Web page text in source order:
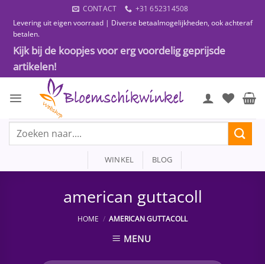
naar
inhoud
CONTACT
+31 652314508
Levering uit eigen voorraad | Diverse betaalmogelijkheden, ook achteraf
betalen.
Kijk bij de koopjes voor erg voordelig geprijsde
artikelen!
Zoeken
WINKEL BLOG
american guttacoll
HOME / AMERICAN GUTTACOLL
MENU